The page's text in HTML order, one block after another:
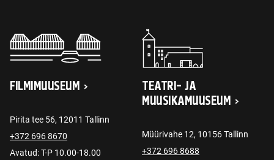
FILMIMUUSEUM
Pirita tee 56, 12011 Tallinn
+372 696 8670
Avatud: T-P 10.00-18.00
TEATRI- JA
MUUSIKAMUUSEUM
Müürivahe 12, 10156 Tallinn
+372 696 8688